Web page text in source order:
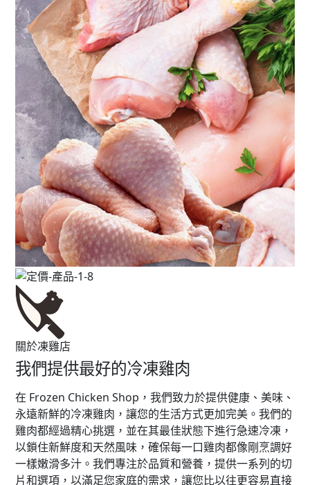
關於凍雞店
我們提供最好的冷凍雞肉
在 Frozen Chicken Shop，我們致力於提供健康、美味、
永遠新鮮的冷凍雞肉，讓您的生活方式更加完美。我們的
雞肉都經過精心挑選，並在其最佳狀態下進行急速冷凍，
以鎖住新鮮度和天然風味，確保每一口雞肉都像剛烹調好
一樣嫩滑多汁。我們專注於品質和營養，提供一系列的切
片和選項，以滿足您家庭的需求，讓您比以往更容易直接